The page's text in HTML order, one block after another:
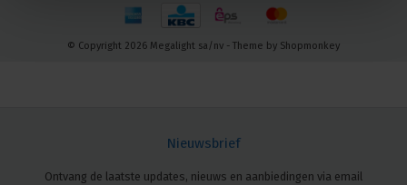
© Copyright 2026 Megalight sa/nv - Theme by Shopmonkey
Nieuwsbrief
Ontvang de laatste updates, nieuws en aanbiedingen via email